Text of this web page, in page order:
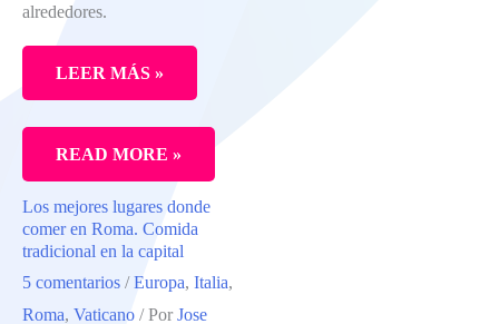
alrededores.
LEER MÁS »
QUÉ
VISITAR
EN
NÁPOLES.
ESCAPADA
AL
READ MORE »
Los mejores lugares donde
comer en Roma. Comida
tradicional en la capital
5 comentarios /Europa, Italia,
Roma, Vaticano / Por Jose